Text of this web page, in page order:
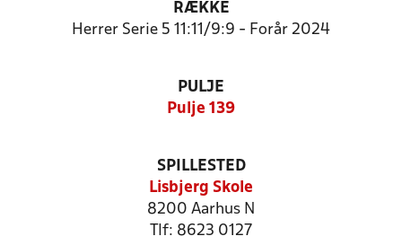
RÆKKE
Herrer Serie 5 11:11/9:9 - Forår 2024
PULJE
Pulje 139
SPILLESTED
Lisbjerg Skole
8200 Aarhus N
Tlf: 8623 0127